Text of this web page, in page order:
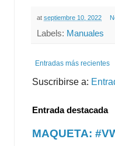
at septiembre 10, 2022
Labels: Manuales
Entradas más recientes
Suscribirse a:
Entrada destacada
MAQUETA: